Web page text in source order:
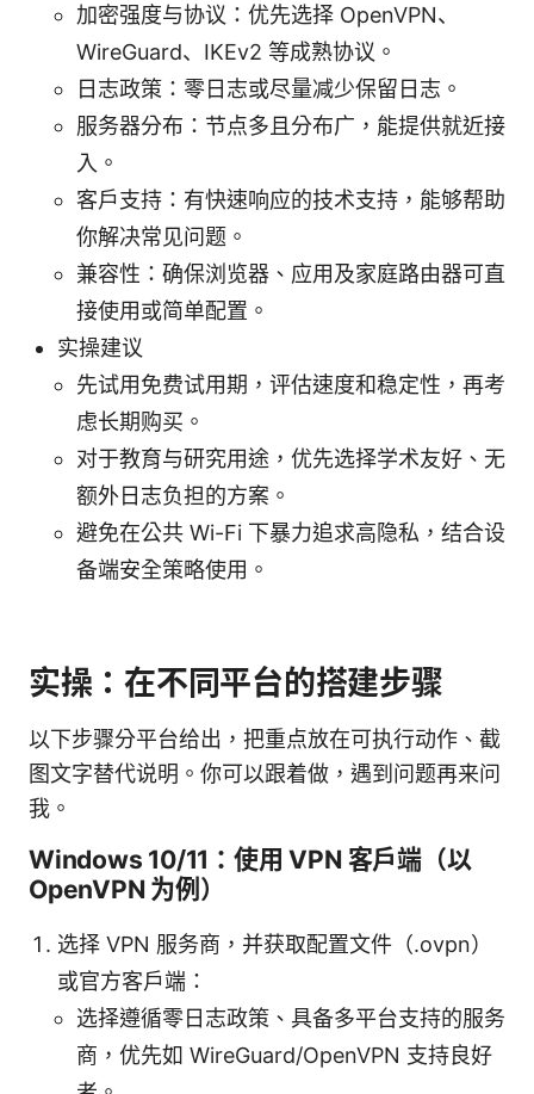
加密强度与协议：优先选择 OpenVPN、
WireGuard、IKEv2 等成熟协议。
日志政策：零日志或尽量减少保留日志。
服务器分布：节点多且分布广，能提供就近接
入。
客户支持：有快速响应的技术支持，能够帮助
你解决常见问题。
兼容性：确保浏览器、应用及家庭路由器可直
接使用或简单配置。
实操建议
先试用免费试用期，评估速度和稳定性，再考
虑长期购买。
对于教育与研究用途，优先选择学术友好、无
额外日志负担的方案。
避免在公共 Wi-Fi 下暴力追求高隐私，结合设
备端安全策略使用。
实操：在不同平台的搭建步骤
以下步骤分平台给出，把重点放在可执行动作、截
图文字替代说明。你可以跟着做，遇到问题再来问
我。
Windows 10/11：使用 VPN 客户端（以
OpenVPN 为例）
选择 VPN 服务商，并获取配置文件（.ovpn）
或官方客户端：
选择遵循零日志政策、具备多平台支持的服务
商，优先如 WireGuard/OpenVPN 支持良好